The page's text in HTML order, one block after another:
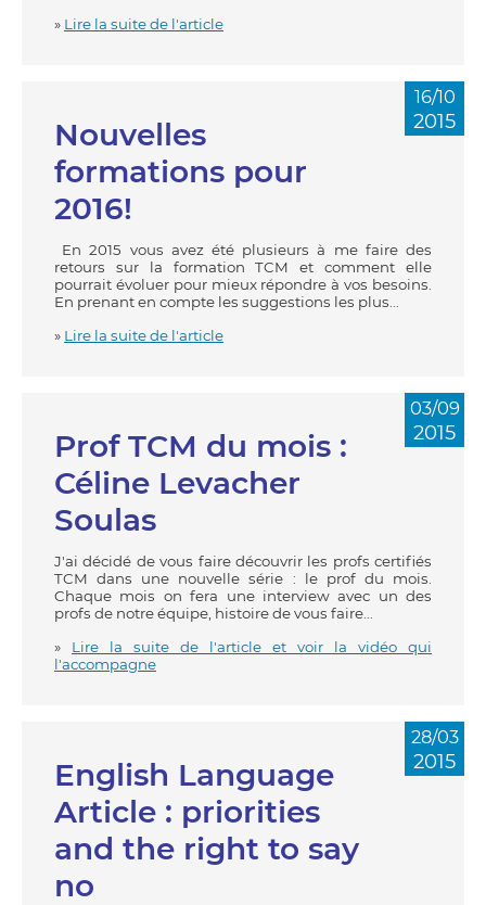
» Lire la suite de l'article
Nouvelles
formations pour
2016!
16/10
2015
En 2015 vous avez été plusieurs à me faire des
retours sur la formation TCM et comment elle
pourrait évoluer pour mieux répondre à vos besoins.
En prenant en compte les suggestions les plus...
» Lire la suite de l'article
Prof TCM du mois :
Céline Levacher
Soulas
03/09
2015
J'ai décidé de vous faire découvrir les profs certifiés
TCM dans une nouvelle série : le prof du mois.
Chaque mois on fera une interview avec un des
profs de notre équipe, histoire de vous faire...
» Lire la suite de l'article et voir la vidéo qui
l'accompagne
English Language
Article : priorities
and the right to say
no
28/03
2015